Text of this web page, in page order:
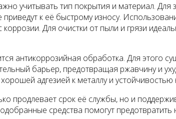
учитывать тип покрытия и материал.
к её быстрому износу.
Для очистки от пыли и грязи
антикоррозийная обработка. Для этого
барьер, предотвращая ржавчину и
адгезией к металлу и
продлевает срок её службы, но и
средства помогут